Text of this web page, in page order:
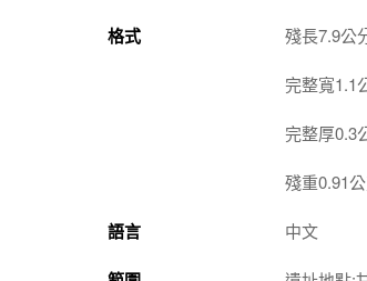
格式 殘長7.9公
完整寬1.1
完整厚0.3
殘重0.91
語言 中文